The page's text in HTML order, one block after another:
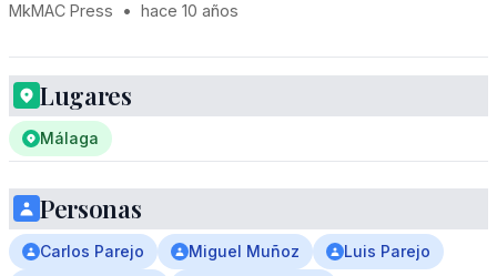
MkMAC Press • hace 10 años
Lugares
Málaga
Personas
Carlos Parejo Miguel Muñoz
Luis Parejo